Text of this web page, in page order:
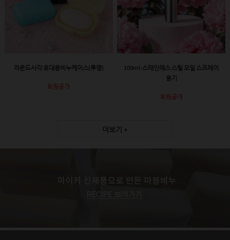
라운드사각 휴대용비누케이스(투명)
회원공개
100ml-스테인레스 스틸 오일 스프레이
용기
회원공개
더보기 +